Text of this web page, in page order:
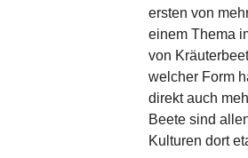
ersten von
einem Thema
von
welcher Form
direkt auch
Beete sind
Kulturen dort